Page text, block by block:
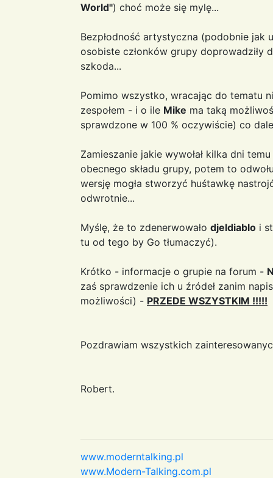
World") choć może się mylę...
Bezpłodność artystyczna (podobnie jak
osobiste członków grupy doprowadziły
szkoda...
Pomimo wszystko, wracając do tematu
zespołem - i o ile Mike ma taką
sprawdzone w 100 % oczywiście) co
Zamieszanie jakie wywołał kilka dni
obecnego składu grupy, potem to
wersję mogła stworzyć huśtawkę
odwrotnie...
Myślę, że to zdenerwowało djeldiablo i
tu od tego by Go tłumaczyć).
Krótko - informacje o grupie na forum -
zaś sprawdzenie ich u źródeł zanim
możliwości) - PRZEDE WSZYSTKIM !!!!!
Pozdrawiam wszystkich
Robert.
www.moderntalking.pl
www.Modern-Talking.com.pl